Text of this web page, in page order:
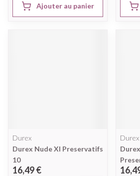
Ajouter au panier
Durex
Durex Nude Xl Preservatifs
10
16,49 €
Durex